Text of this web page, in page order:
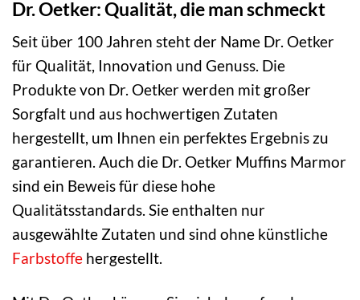
Dr. Oetker: Qualität, die man schmeckt
Seit über 100 Jahren steht der Name Dr. Oetker
für Qualität, Innovation und Genuss. Die
Produkte von Dr. Oetker werden mit großer
Sorgfalt und aus hochwertigen Zutaten
hergestellt, um Ihnen ein perfektes Ergebnis zu
garantieren. Auch die Dr. Oetker Muffins Marmor
sind ein Beweis für diese hohe
Qualitätsstandards. Sie enthalten nur
ausgewählte Zutaten und sind ohne künstliche
Farbstoffe hergestellt.